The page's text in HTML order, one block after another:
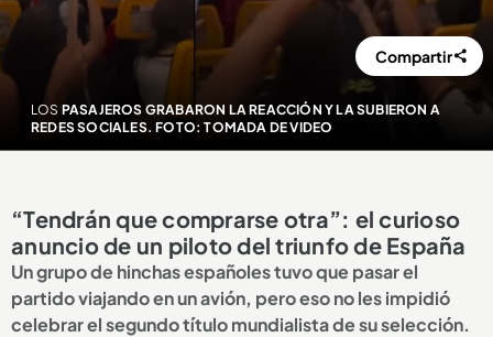
LOS PASAJEROS GRABARON LA REACCIÓN Y LA SUBIERON A
REDES SOCIALES. FOTO: TOMADA DE VIDEO
Compartir
“Tendrán que comprarse otra”: el curioso
anuncio de un piloto del triunfo de España
Un grupo de hinchas españoles tuvo que pasar el
partido viajando en un avión, pero eso no les impidió
celebrar el segundo título mundialista de su selección.